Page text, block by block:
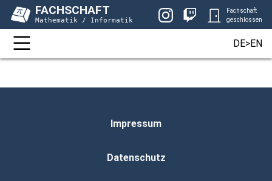
FACHSCHAFT
Mathematik / Informatik
Fachschaft
geschlossen
DE>EN
Impressum
Datenschutz